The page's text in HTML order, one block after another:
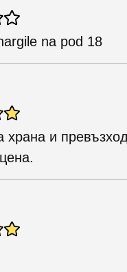
na pod 18
храна и